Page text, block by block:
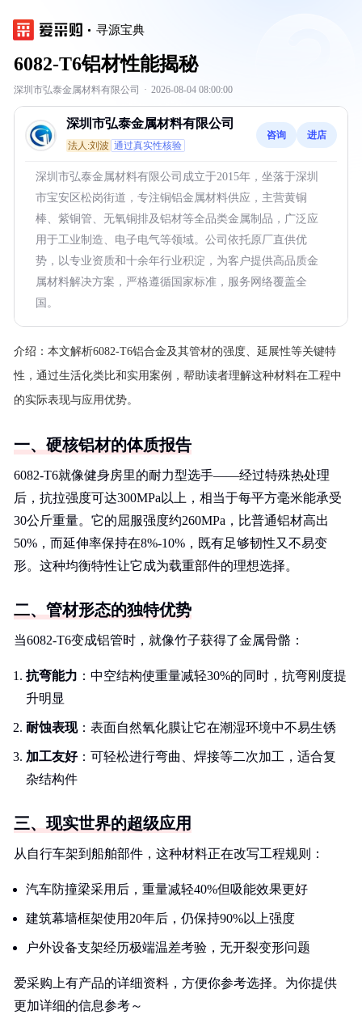
寻源宝典
6082-T6铝材性能揭秘
深圳市弘泰金属材料有限公司 · 2026-08-04 08:00:00
深圳市弘泰金属材料有限公司
法人:刘波 通过真实性核验
咨询 进店
深圳市弘泰金属材料有限公司成立于2015年，坐落于深圳
市宝安区松岗街道，专注铜铝金属材料供应，主营黄铜
棒、紫铜管、无氧铜排及铝材等全品类金属制品，广泛应
用于工业制造、电子电气等领域。公司依托原厂直供优
势，以专业资质和十余年行业积淀，为客户提供高品质金
属材料解决方案，严格遵循国家标准，服务网络覆盖全
国。
介绍： 本文解析6082-T6铝合金及其管材的强度、延展性等关键特
性，通过生活化类比和实用案例，帮助读者理解这种材料在工程中
的实际表现与应用优势。
一、硬核铝材的体质报告
6082-T6就像健身房里的耐力型选手——经过特殊热处理
后，抗拉强度可达300MPa以上，相当于每平方毫米能承受
30公斤重量。它的屈服强度约260MPa，比普通铝材高出
50%，而延伸率保持在8%-10%，既有足够韧性又不易变
形。这种均衡特性让它成为载重部件的理想选择。
二、管材形态的独特优势
当6082-T6变成铝管时，就像竹子获得了金属骨骼：
抗弯能力 ：中空结构使重量减轻30%的同时，抗弯刚度提
升明显
耐蚀表现：表面自然氧化膜让它在潮湿环境中不易生锈
加工友好：可轻松进行弯曲、焊接等二次加工，适合复
杂结构件
三、现实世界的超级应用
从自行车架到船舶部件，这种材料正在改写工程规则：
汽车防撞梁采用后，重量减轻40%但吸能效果更好
建筑幕墙框架使用20年后，仍保持90%以上强度
户外设备支架经历极端温差考验，无开裂变形问题
爱采购上有产品的详细资料，方便你参考选择。为你提供
更加详细的信息参考～